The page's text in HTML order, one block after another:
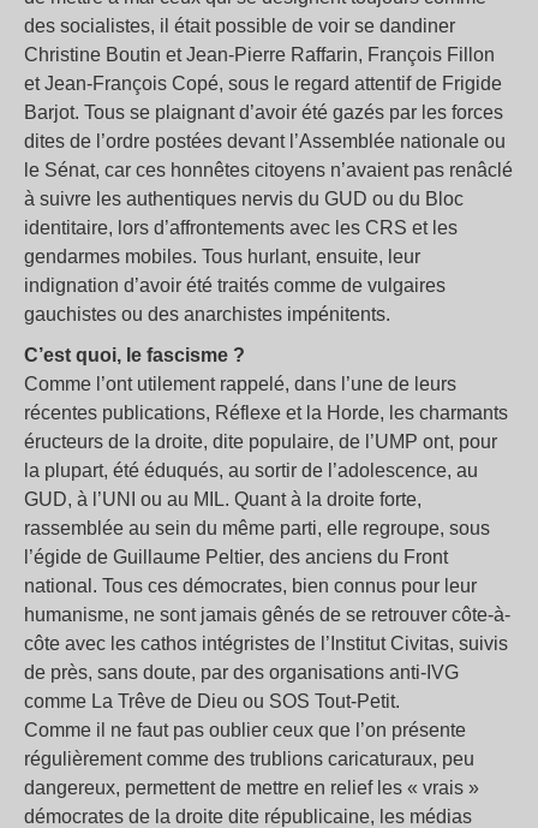
des socialistes, il était possible de voir se dandiner
Christine Boutin et Jean-Pierre Raffarin, François Fillon
et Jean-François Copé, sous le regard attentif de Frigide
Barjot. Tous se plaignant d’avoir été gazés par les forces
dites de l’ordre postées devant l’Assemblée nationale ou
le Sénat, car ces honnêtes citoyens n’avaient pas renâclé
à suivre les authentiques nervis du GUD ou du Bloc
identitaire, lors d’affrontements avec les CRS et les
gendarmes mobiles. Tous hurlant, ensuite, leur
indignation d’avoir été traités comme de vulgaires
gauchistes ou des anarchistes impénitents.
C’est quoi, le fascisme ?
Comme l’ont utilement rappelé, dans l’une de leurs
récentes publications, Réflexe et la Horde, les charmants
éructeurs de la droite, dite populaire, de l’UMP ont, pour
la plupart, été éduqués, au sortir de l’adolescence, au
GUD, à l’UNI ou au MIL. Quant à la droite forte,
rassemblée au sein du même parti, elle regroupe, sous
l’égide de Guillaume Peltier, des anciens du Front
national. Tous ces démocrates, bien connus pour leur
humanisme, ne sont jamais gênés de se retrouver côte-à-
côte avec les cathos intégristes de l’Institut Civitas, suivis
de près, sans doute, par des organisations anti-IVG
comme La Trêve de Dieu ou SOS Tout-Petit.
Comme il ne faut pas oublier ceux que l’on présente
régulièrement comme des trublions caricaturaux, peu
dangereux, permettent de mettre en relief les « vrais »
démocrates de la droite dite républicaine, les médias